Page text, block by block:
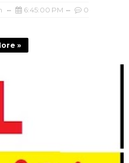
6:45:00 PM 0
»